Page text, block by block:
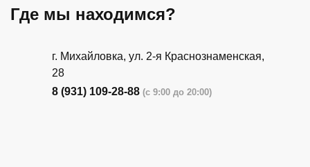
Где мы находимся?
г. Михайловка, ул. 2-я Краснознаменская,
28
8 (931) 109-28-88 (с 9:00 до 20:00)